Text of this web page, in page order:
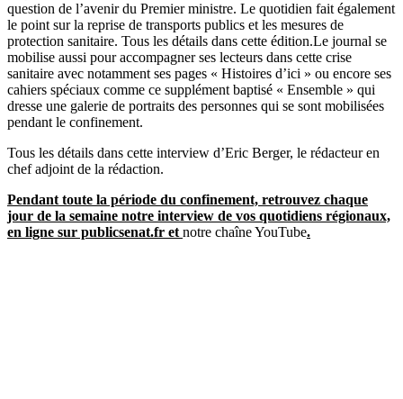
question de l’avenir du Premier ministre. Le quotidien fait également
le point sur la reprise de transports publics et les mesures de
protection sanitaire. Tous les détails dans cette édition.Le journal se
mobilise aussi pour accompagner ses lecteurs dans cette crise
sanitaire avec notamment ses pages « Histoires d’ici » ou encore ses
cahiers spéciaux comme ce supplément baptisé « Ensemble » qui
dresse une galerie de portraits des personnes qui se sont mobilisées
pendant le confinement.
Tous les détails dans cette interview d’Eric Berger, le rédacteur en
chef adjoint de la rédaction.
Pendant toute la période du confinement, retrouvez chaque
jour de la semaine notre interview de vos quotidiens régionaux,
en ligne sur publicsenat.fr et notre chaîne YouTube.